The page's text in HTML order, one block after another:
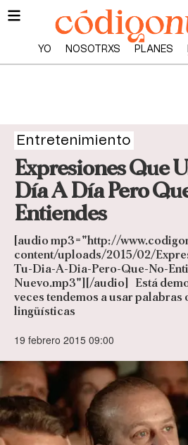
YO NOSOTRXS PLANES
Entretenimiento
Expresiones Que
Día A Día Pero
Entiendes
[audio mp3="http://
content/uploads/2015/02/
Tu-Dia-A-Dia-Pero-Que-No-
Nuevo.mp3"][/audio] Está
veces tendemos a usar palabras
lingüísticas
19 febrero 2015 09:00